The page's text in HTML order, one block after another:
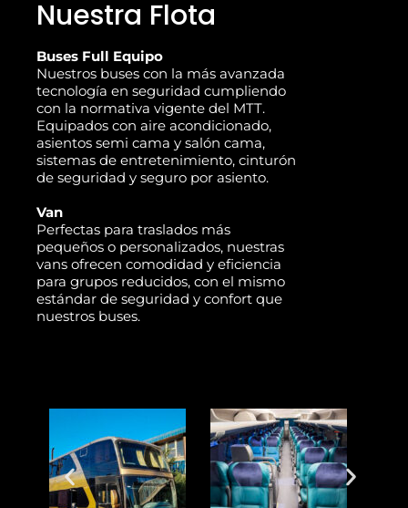
Nuestra Flota
Buses Full Equipo
Nuestros buses con la más avanzada
tecnología en seguridad cumpliendo
con la normativa vigente del MTT.
Equipados con aire acondicionado,
asientos semi cama y salón cama,
sistemas de entretenimiento, cinturón
de seguridad y seguro por asiento.
Van
Perfectas para traslados más
pequeños o personalizados, nuestras
vans ofrecen comodidad y eficiencia
para grupos reducidos, con el mismo
estándar de seguridad y confort que
nuestros buses.